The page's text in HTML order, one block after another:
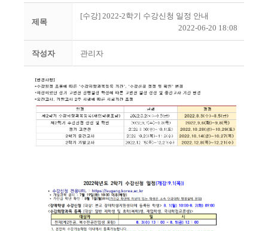
제목
[수강] 2022-2학기 수강신청 일정 안내
2022-06-20 18:08
작성자 관리자